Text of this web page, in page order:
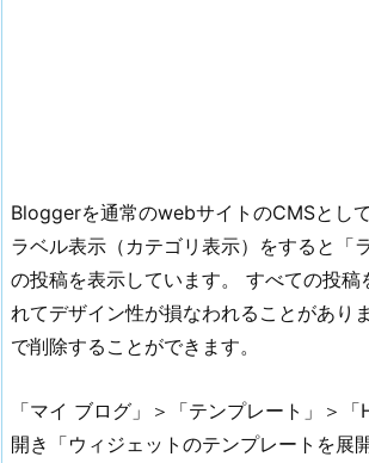
Bloggerを通常のwebサイトのCMSとして
ラベル表示（カテゴリ表示）をすると「
の投稿を表示しています。 すべての投稿
れてデザイン性が損なわれることがあり
で削除することができます。
「マイ ブログ」＞「テンプレート」＞
開き「ウィジェットのテンプレートを展